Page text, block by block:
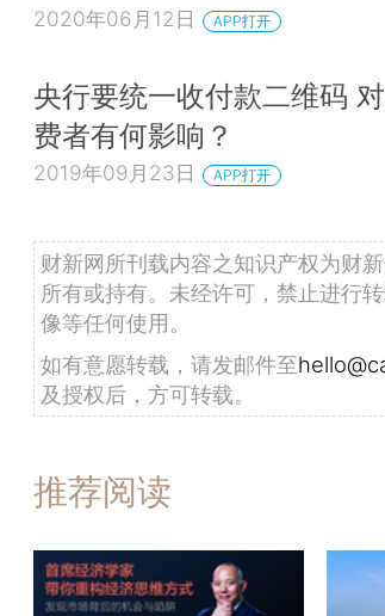
2020年06月12日 APP打开
央行要统一收付款二维码
费者有何影响？
2019年09月23日 APP打开
财新网所刊载内容之知识产权为财
所有或持有。未经许可，禁止进行
像等任何使用。
如有意愿转载，请发邮件至
及授权后，方可转载。
推荐阅读